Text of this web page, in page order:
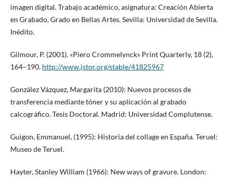
imagen digital. Trabajo académico, asignatura: Creación Abierta
en Grabado, Grado en Bellas Artes. Sevilla: Universidad de Sevilla.
Inédito.
Gilmour, P. (2001). «Piero Crommelynck» Print Quarterly, 18 (2),
164–190. http://www.jstor.org/stable/41825967
González Vázquez, Margarita (2010): Nuevos procesos de
transferencia mediante tóner y su aplicación al grabado
calcográfico. Tesis Doctoral. Madrid: Universidad Complutense.
Guigon, Emmanuel, (1995): Historia del collage en España. Teruel:
Museo de Teruel.
Hayter, Stanley William (1966): New ways of gravure. London: